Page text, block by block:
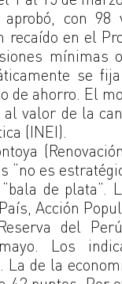
con
en el
mínimas
se
de ahorro. El
valor de la
(INEI).
“no es
de plata”.
Acción
del
Los
La de la